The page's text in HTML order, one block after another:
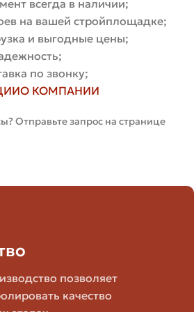
минимизирует разрушение при
воды внутри структуры,
хорошо подходит для
зависит от
целом изделия выдерживают
замораживания при
Это значит, что для несущих
гиперпрессованного лицевого
дополнительное утепление. Зато
всегда в наличии;
на вашей стройплощадке;
и выгодные цены;
по звонку;
О КОМПАНИИ
Отправьте запрос на странице
позволяет
качество